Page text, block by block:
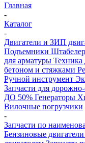
Главная
-
Каталог
-
Двигатели и ЗИП
Подъемники
для арматуры Техника
бетоном и стяжками
Ручной инструмент
Запчасти для
ДО 50% Генераторы
Вилочные погрузчики
-
Запчасти по
Бензиновые двигатели